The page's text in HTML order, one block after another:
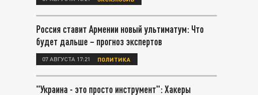
Россия ставит Армении новый ультиматум: Что
будет дальше – прогноз экспертов
07 АВГУСТА 17:21 ПОЛИТИКА
"Украина - это просто инструмент": Хакеры